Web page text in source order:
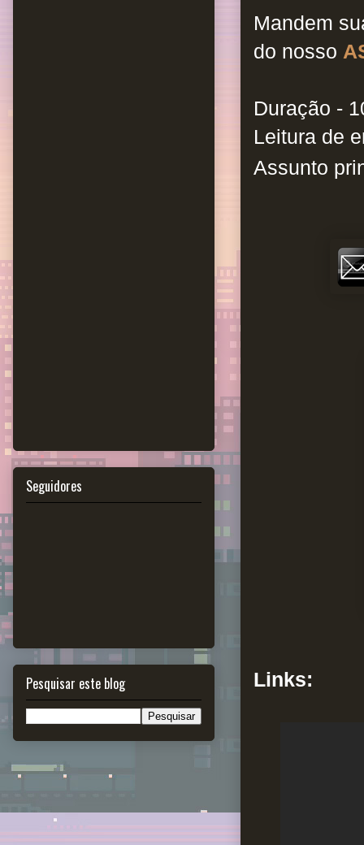
Mandem
do nosso
Duração -
Leitura de
Assunto
Links:
Seguidores
Pesquisar este blog